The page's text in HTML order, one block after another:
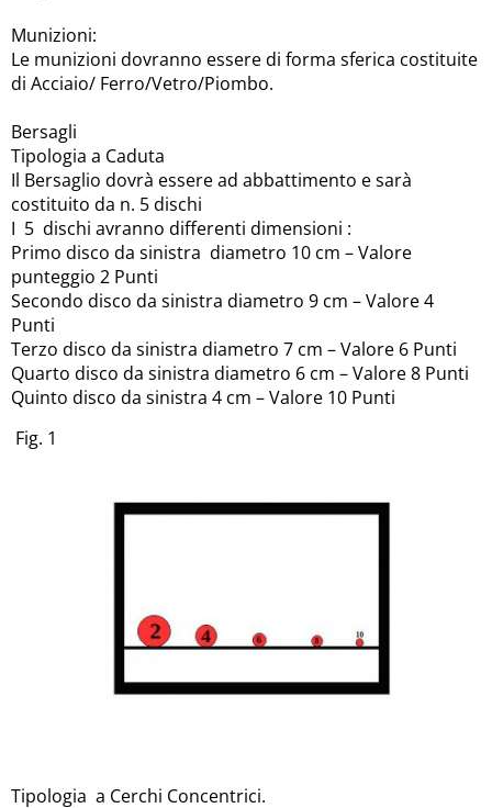
Munizioni:
Le munizioni dovranno essere di forma sferica costituite
di Acciaio/ Ferro/Vetro/Piombo.
Bersagli
Tipologia a Caduta
Il Bersaglio dovrà essere ad abbattimento e sarà
costituito da n. 5 dischi
I 5 dischi avranno differenti dimensioni :
Primo disco da sinistra diametro 10 cm – Valore
punteggio 2 Punti
Secondo disco da sinistra diametro 9 cm – Valore 4
Punti
Terzo disco da sinistra diametro 7 cm – Valore 6 Punti
Quarto disco da sinistra diametro 6 cm – Valore 8 Punti
Quinto disco da sinistra 4 cm – Valore 10 Punti
Fig. 1
Tipologia a Cerchi Concentrici.